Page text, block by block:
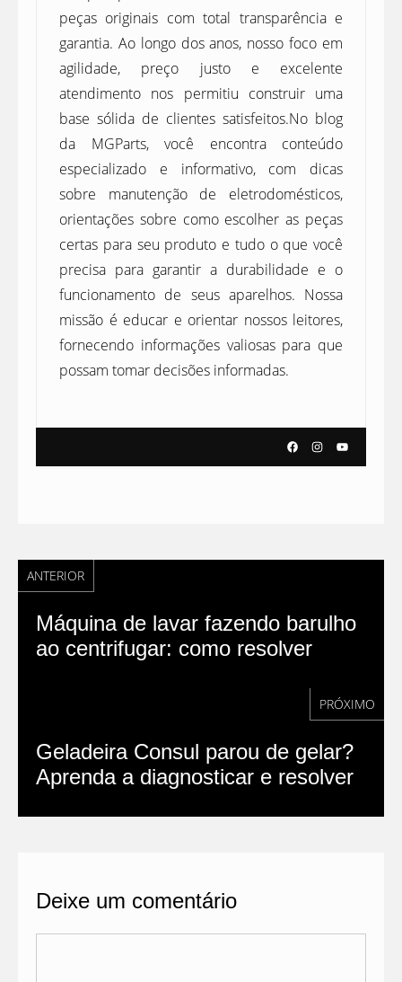
peças originais com total transparência e
garantia. Ao longo dos anos, nosso foco em
agilidade, preço justo e excelente
atendimento nos permitiu construir uma
base sólida de clientes satisfeitos.No blog
da MGParts, você encontra conteúdo
especializado e informativo, com dicas
sobre manutenção de eletrodomésticos,
orientações sobre como escolher as peças
certas para seu produto e tudo o que você
precisa para garantir a durabilidade e o
funcionamento de seus aparelhos. Nossa
missão é educar e orientar nossos leitores,
fornecendo informações valiosas para que
possam tomar decisões informadas.
ANTERIOR
Máquina de lavar fazendo barulho
ao centrifugar: como resolver
PRÓXIMO
Geladeira Consul parou de gelar?
Aprenda a diagnosticar e resolver
Deixe um comentário